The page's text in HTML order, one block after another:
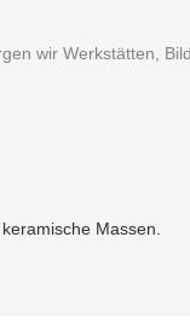
wir Werkstätten,
Massen.